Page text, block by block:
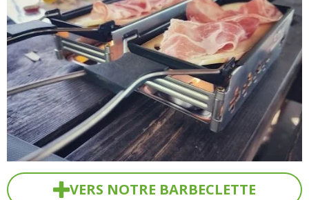
VERS NOTRE BARBECLETTE